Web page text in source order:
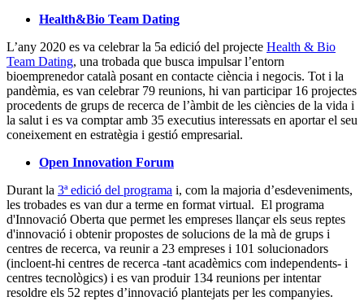
Health&Bio Team Dating
L’any 2020 es va celebrar la 5a edició del projecte Health & Bio
Team Dating, una trobada que busca impulsar l’entorn
bioemprenedor català posant en contacte ciència i negocis. Tot i la
pandèmia, es van celebrar 79 reunions, hi van participar 16 projectes
procedents de grups de recerca de l’àmbit de les ciències de la vida i
la salut i es va comptar amb 35 executius interessats en aportar el seu
coneixement en estratègia i gestió empresarial.
Open Innovation Forum
Durant la 3ª edició del programa i, com la majoria d’esdeveniments,
les trobades es van dur a terme en format virtual. El programa
d'Innovació Oberta que permet les empreses llançar els seus reptes
d'innovació i obtenir propostes de solucions de la mà de grups i
centres de recerca, va reunir a 23 empreses i 101 solucionadors
(incloent-hi centres de recerca -tant acadèmics com independents- i
centres tecnològics) i es van produir 134 reunions per intentar
resoldre els 52 reptes d’innovació plantejats per les companyies.